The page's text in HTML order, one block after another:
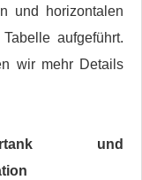
und horizontalen
aufgeführt.
wir mehr Details
und